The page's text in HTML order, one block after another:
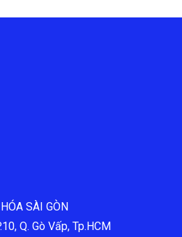
SÀI GÒN
Q. Gò Vấp, Tp.HCM